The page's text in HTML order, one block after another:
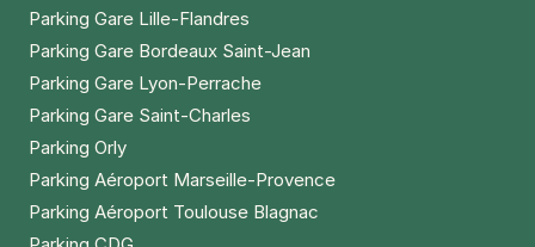
Parking Gare Lille-Flandres
Parking Gare Bordeaux Saint-Jean
Parking Gare Lyon-Perrache
Parking Gare Saint-Charles
Parking Orly
Parking Aéroport Marseille-Provence
Parking Aéroport Toulouse Blagnac